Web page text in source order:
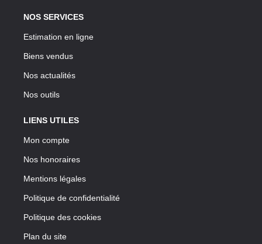
NOS SERVICES
Estimation en ligne
Biens vendus
Nos actualités
Nos outils
LIENS UTILES
Mon compte
Nos honoraires
Mentions légales
Politique de confidentialité
Politique des cookies
Plan du site